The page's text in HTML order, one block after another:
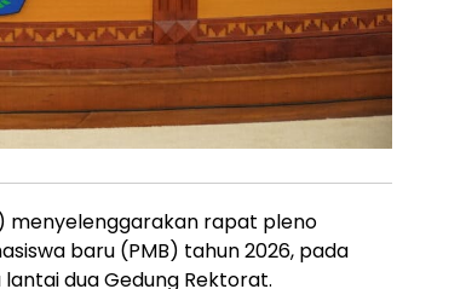
) menyelenggarakan rapat pleno
baru (PMB) tahun 2026, pada
dua Gedung Rektorat.